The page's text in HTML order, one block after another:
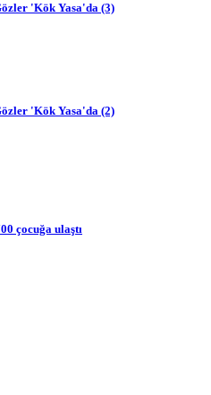
'Kök Yasa'da (3)
'Kök Yasa'da (2)
çocuğa ulaştı